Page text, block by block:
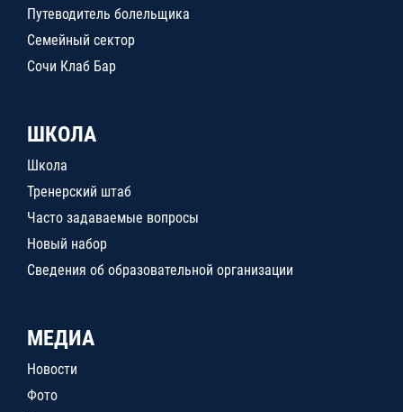
Путеводитель болельщика
Семейный сектор
Сочи Клаб Бар
ШКОЛА
Школа
Тренерский штаб
Часто задаваемые вопросы
Новый набор
Сведения об образовательной организации
МЕДИА
Новости
Фото